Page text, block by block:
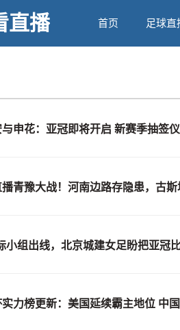
直播 首页 足球直
申花：亚冠即将开启 新赛季抽签
青豫大战！河南边路存隐患，古
小组出线，北京城建女足盼把亚冠
力榜更新：美国延续霸主地位 中